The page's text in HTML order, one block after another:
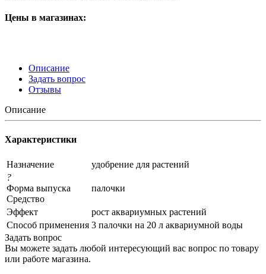
Цены в магазинах:
Описание
Задать вопрос
Отзывы
Описание
Характеристики
Назначение
удобрение для растений
?
Форма выпуска
Средство
палочки
Эффект
рост аквариумных растений
Способ применения 3 палочки на 20 л аквариумной воды
Задать вопрос
Вы можете задать любой интересующий вас вопрос по товару
или работе магазина.